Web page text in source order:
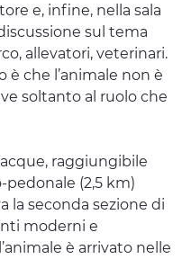
e, infine, nella sala
sul tema
allevatori, veterinari.
che l’animale non è
soltanto al ruolo che
raggiungibile
pedonale (2,5 km)
la seconda sezione di
moderni e
è arrivato nelle